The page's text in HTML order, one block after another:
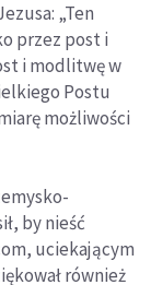
„Ten
przez post i
i modlitwę w
Postu
możliwości
by nieść
uciekającym
również